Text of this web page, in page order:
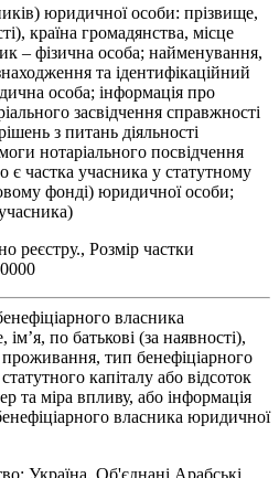
юридичної особи: прізвище,
країна громадянства, місце
– фізична особа; найменування,
та ідентифікаційний
особа; інформація про
засвідчення справжності
з питань діяльності
нотаріального посвідчення
є частка учасника у статутному
фонді) юридичної особи;
реєстру., Розмір частки
власника
по батькові (за наявності),
проживання, тип бенефіціарного
капіталу або відсоток
та міра впливу, або інформація
власника юридичної
Україна, Об'єднані Арабські